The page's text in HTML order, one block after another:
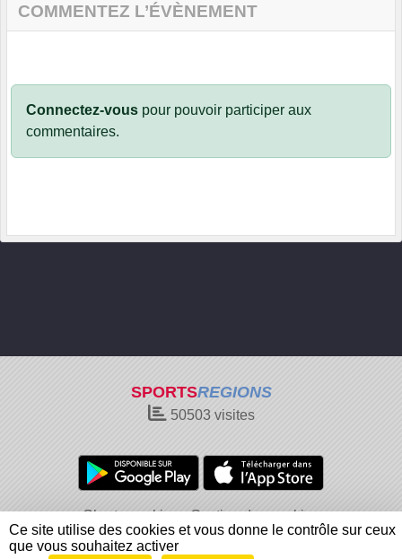
COMMENTEZ L’ÉVÈNEMENT
Connectez-vous pour pouvoir participer aux
commentaires.
SPORTSREGIONS
50503visites
Charte cookies
Gestion des cookies
Informations légales
Signaler un contenu inapproprié
Ce site utilise des cookies et vous donne le contrôle sur ceux
que vous souhaitez activer